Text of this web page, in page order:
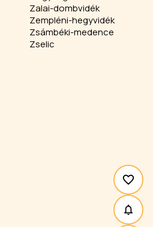
Zalai-dombvidék
Zempléni-hegyvidék
Zsámbéki-medence
Zselic